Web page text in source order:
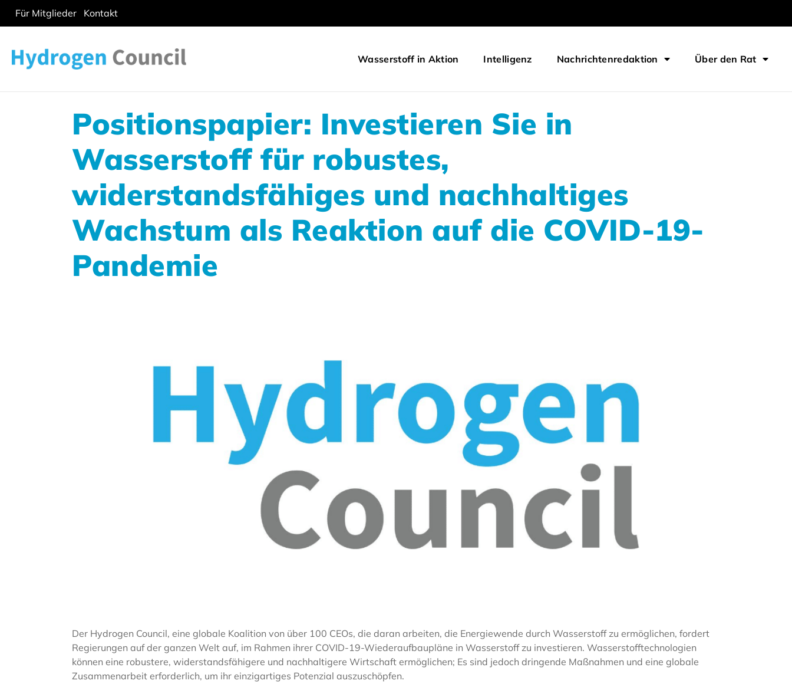
Für Mitglieder Kontakt
Wasserstoff in Aktion Intelligenz Nachrichtenredaktion Über den Rat
Positionspapier: Investieren Sie in
Wasserstoff für robustes,
widerstandsfähiges und nachhaltiges
Wachstum als Reaktion auf die COVID-19-
Pandemie
Der Hydrogen Council, eine globale Koalition von über 100 CEOs, die daran arbeiten, die Energiewende durch Wasserstoff zu ermöglichen, fordert
Regierungen auf der ganzen Welt auf, im Rahmen ihrer COVID-19-Wiederaufbaupläne in Wasserstoff zu investieren. Wasserstofftechnologien
können eine robustere, widerstandsfähigere und nachhaltigere Wirtschaft ermöglichen; Es sind jedoch dringende Maßnahmen und eine globale
Zusammenarbeit erforderlich, um ihr einzigartiges Potenzial auszuschöpfen.